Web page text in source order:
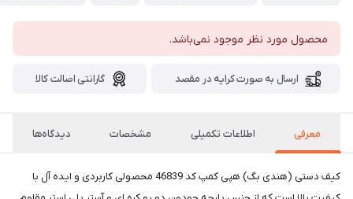
محصول مورد نظر موجود نمی‌باشد.
ارسال به صورت کرایه در مقصد گارانتی اصالت کالا
معرفی اطلاعات تکمیلی مشخصات دیدگاه‌ها
کیف دستی (هندی بگ) هپی کمپ کد 46839 محصولی کاربردی و ایده آل با